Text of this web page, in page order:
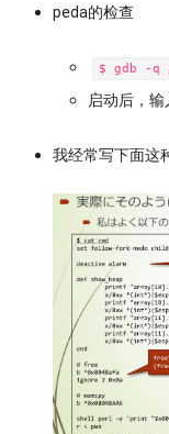
peda的检查
$ gdb -
启动后，
我经常写下面这